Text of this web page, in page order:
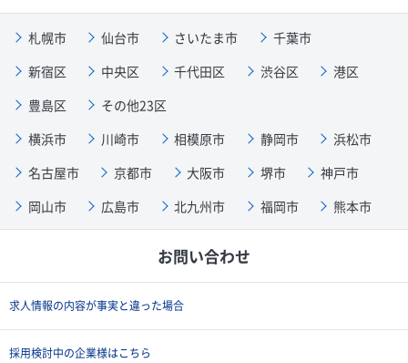
札幌市 仙台市 さいたま市
千葉市
新宿区
中央区 千代田区 渋谷区
港区
豊島区
その他23区
横浜市
川崎市 相模原市 静岡市
浜松市
名古屋市
京都市 大阪市 堺市
神戸市
岡山市
広島市 北九州市 福岡市 熊本市
お問い合わせ
求人情報の内容が事実と違った場合
採用検討中の企業様はこちら